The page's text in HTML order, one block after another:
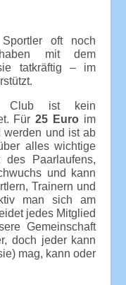
oft noch
mit dem
tatkräftig – im
Club ist kein
Für25 Euro im
werden und ist ab
alles wichtige
Paarlaufens,
und kann
Trainern und
man sich am
jedes Mitglied
Gemeinschaft
doch jeder kann
mag, kann oder